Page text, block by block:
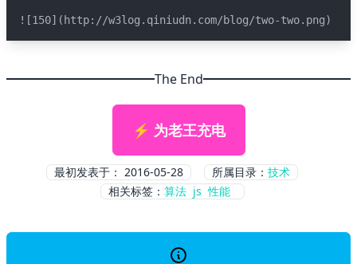
![150](http://w3log.qiniudn.com/blog/two-two.png)
The End
⚡ 为老王充电
最初发表于： 2016-05-28 所属目录： 技术
相关标签： 算法 js 性能